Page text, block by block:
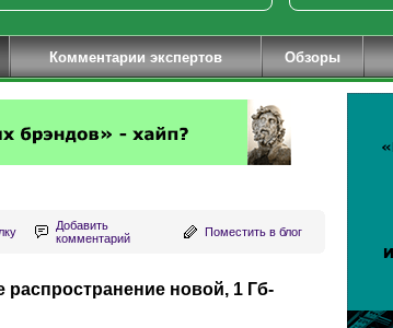
Комментарии экспертов Обзоры
Добавить
комментарий
Поместить в блог
распространение новой, 1 Гб-